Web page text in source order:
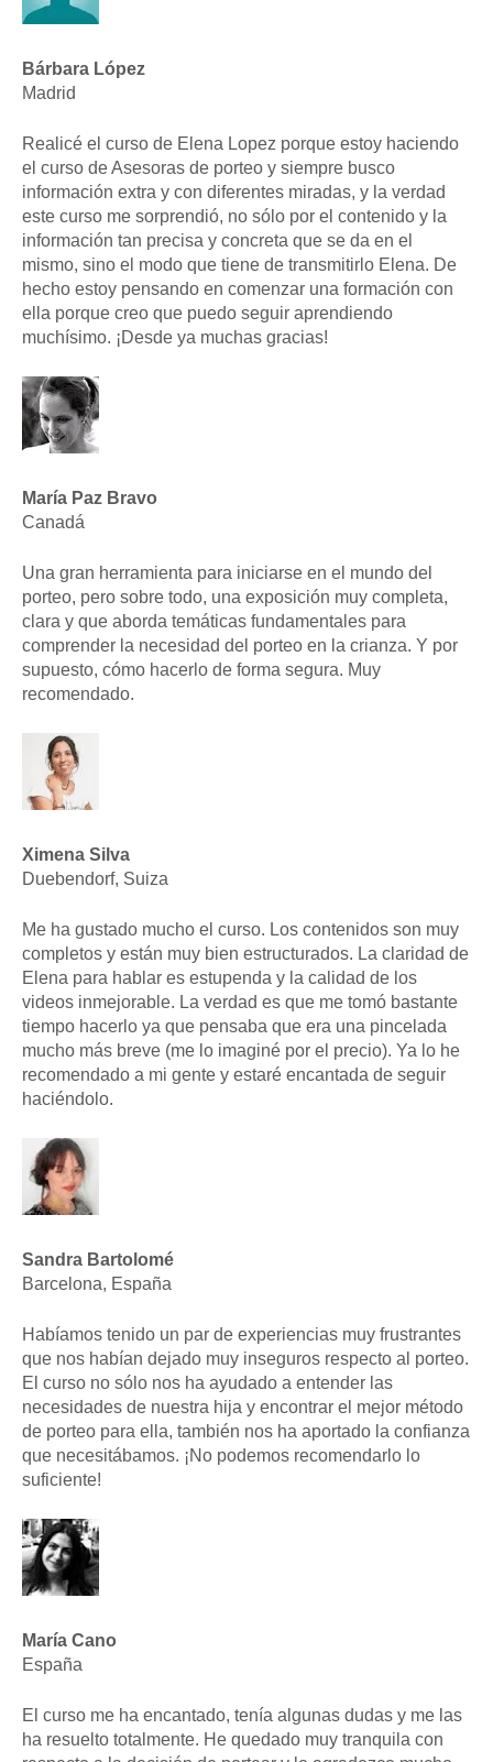
Bárbara López
Madrid
Realicé el curso de Elena Lopez porque estoy haciendo
el curso de Asesoras de porteo y siempre busco
información extra y con diferentes miradas, y la verdad
este curso me sorprendió, no sólo por el contenido y la
información tan precisa y concreta que se da en el
mismo, sino el modo que tiene de transmitirlo Elena. De
hecho estoy pensando en comenzar una formación con
ella porque creo que puedo seguir aprendiendo
muchísimo. ¡Desde ya muchas gracias!
María Paz Bravo
Canadá
Una gran herramienta para iniciarse en el mundo del
porteo, pero sobre todo, una exposición muy completa,
clara y que aborda temáticas fundamentales para
comprender la necesidad del porteo en la crianza. Y por
supuesto, cómo hacerlo de forma segura. Muy
recomendado.
Ximena Silva
Duebendorf, Suiza
Me ha gustado mucho el curso. Los contenidos son muy
completos y están muy bien estructurados. La claridad de
Elena para hablar es estupenda y la calidad de los
videos inmejorable. La verdad es que me tomó bastante
tiempo hacerlo ya que pensaba que era una pincelada
mucho más breve (me lo imaginé por el precio). Ya lo he
recomendado a mi gente y estaré encantada de seguir
haciéndolo.
Sandra Bartolomé
Barcelona, España
Habíamos tenido un par de experiencias muy frustrantes
que nos habían dejado muy inseguros respecto al porteo.
El curso no sólo nos ha ayudado a entender las
necesidades de nuestra hija y encontrar el mejor método
de porteo para ella, también nos ha aportado la confianza
que necesitábamos. ¡No podemos recomendarlo lo
suficiente!
María Cano
España
El curso me ha encantado, tenía algunas dudas y me las
ha resuelto totalmente. He quedado muy tranquila con